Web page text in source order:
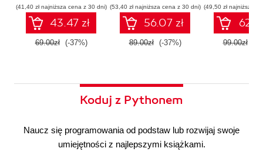
sztucznej
(41,40 zł najniższa cena z 30 dni)
43.47 zł
69.00zł (-37%)
(53,40 zł najniższa cena z 30 dni)
56.07 zł
89.00zł (-37%)
(49,50 zł najniższa
99.00zł
Koduj z Pythonem
Naucz się programowania od podstaw lub rozwijaj swoje
umiejętności z najlepszymi książkami.